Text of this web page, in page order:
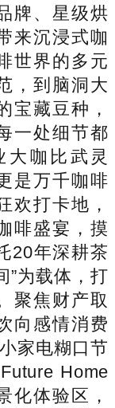
牌、星级烘
来沉浸式咖
世界的多元
，到脑洞大
宝藏豆种，
一处细节都
咖比武灵
是万千咖啡
欢打卡地，
啡盛宴，摸
20年深耕茶
”为载体，打
聚焦财产取
向感情消费
家电糊口节
Home
化体验区，